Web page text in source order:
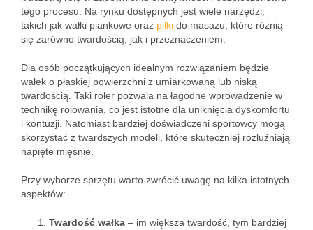
tego procesu. Na rynku dostępnych jest wiele narzędzi,
takich jak wałki piankowe oraz piłki do masażu, które różnią
się zarówno twardością, jak i przeznaczeniem.
Dla osób początkujących idealnym rozwiązaniem będzie
wałek o płaskiej powierzchni z umiarkowaną lub niską
twardością. Taki roler pozwala na łagodne wprowadzenie w
technikę rolowania, co jest istotne dla uniknięcia dyskomfortu
i kontuzji. Natomiast bardziej doświadczeni sportowcy mogą
skorzystać z twardszych modeli, które skuteczniej rozluźniają
napięte mięśnie.
Przy wyborze sprzętu warto zwrócić uwagę na kilka istotnych
aspektów:
Twardość wałka – im większa twardość, tym bardziej